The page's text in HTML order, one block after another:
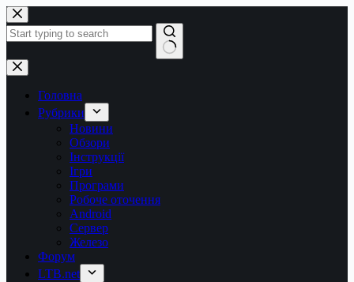
Перейти
до
вмісту
Немає
результатів
Головна
Рубрики
Новини
Обзори
Інструкції
Ігри
Програми
Робоче оточення
Android
Сервер
Железо
Форум
LTB.net